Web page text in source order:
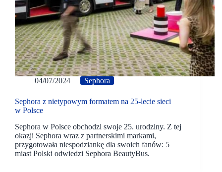
04/07/2024 Sephora
Sephora z nietypowym formatem na 25-lecie sieci
w Polsce
Sephora w Polsce obchodzi swoje 25. urodziny. Z tej
okazji Sephora wraz z partnerskimi markami,
przygotowała niespodziankę dla swoich fanów: 5
miast Polski odwiedzi Sephora BeautyBus.